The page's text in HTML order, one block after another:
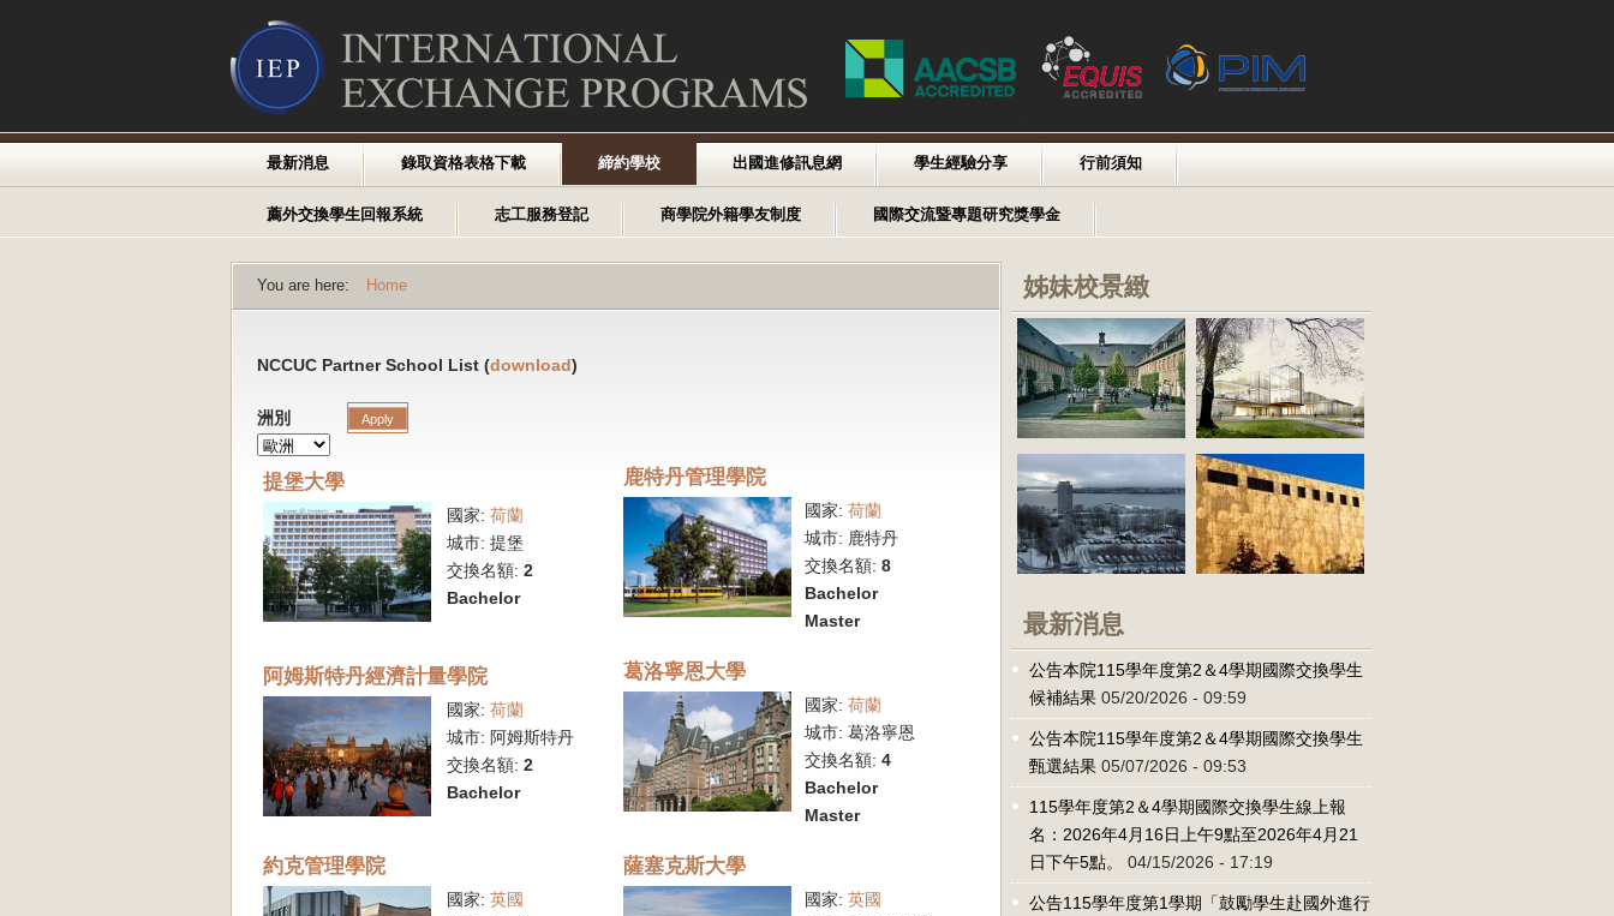
最新消息 錄取資格表格下載 締約學校 出國進修訊息網 學生經驗分享 行前須知
薦外交換學生回報系統 志工服務登記 商學院外籍學友制度 國際交流暨專題研究獎學金
You are here: Home
NCCUC Partner School List (download)
洲別
提堡大學
國家: 荷蘭
城市: 提堡
交換名額: 2
Bachelor
鹿特丹管理學院
國家: 荷蘭
城市: 鹿特丹
交換名額: 8
Bachelor
Master
阿姆斯特丹經濟計量學院
國家: 荷蘭
城市: 阿姆斯特丹
交換名額: 2
Bachelor
葛洛寧恩大學
國家: 荷蘭
城市: 葛洛寧恩
交換名額: 4
Bachelor
Master
約克管理學院
國家: 英國
薩塞克斯大學
國家: 英國
姊妹校景緻
最新消息
公告本院115學年度第2＆4學期國際交換學生
候補結果 05/20/2026 - 09:59
公告本院115學年度第2＆4學期國際交換學生
甄選結果 05/07/2026 - 09:53
115學年度第2＆4學期國際交換學生線上報
名：2026年4月16日上午9點至2026年4月21
日下午5點。
04/15/2026 - 17:19
公告115學年度第1學期「鼓勵學生赴國外進行